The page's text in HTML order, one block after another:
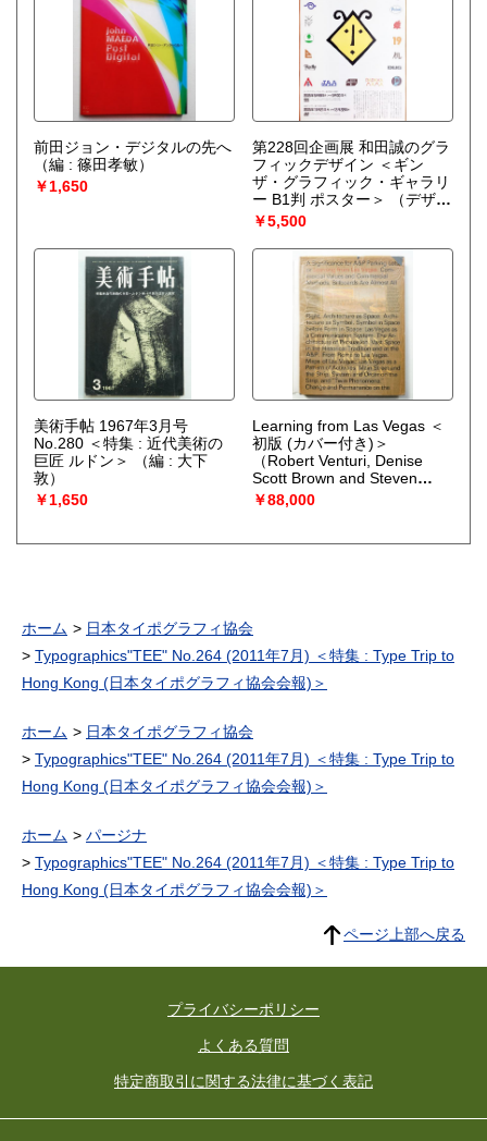
前田ジョン・デジタルの先へ
（編 : 篠田孝敏）
￥1,650
第228回企画展 和田誠のグラ
フィックデザイン ＜ギン
ザ・グラフィック・ギャラリ
ー B1判 ポスター＞
（デザイ
ン : 和田誠）
￥5,500
美術手帖 1967年3月号
No.280 ＜特集 : 近代美術の
巨匠 ルドン＞
（編 : 大下
敦）
￥1,650
Learning from Las Vegas ＜
初版 (カバー付き)＞
（Robert Venturi, Denise
Scott Brown and Steven
Izenour）
￥88,000
ホーム
日本タイポグラフィ協会
Typographics"TEE" No.264 (2011年7月) ＜特集 : Type Trip to
Hong Kong (日本タイポグラフィ協会会報)＞
ホーム
日本タイポグラフィ協会
Typographics"TEE" No.264 (2011年7月) ＜特集 : Type Trip to
Hong Kong (日本タイポグラフィ協会会報)＞
ホーム
パージナ
Typographics"TEE" No.264 (2011年7月) ＜特集 : Type Trip to
Hong Kong (日本タイポグラフィ協会会報)＞
ページ上部へ戻る
プライバシーポリシー
よくある質問
特定商取引に関する法律に基づく表記